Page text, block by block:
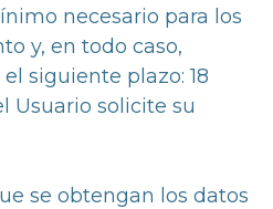
necesario para los
y, en todo caso,
siguiente plazo: 18
Usuario solicite su
se obtengan los datos